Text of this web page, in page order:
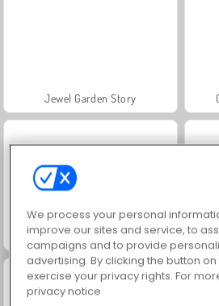
Jewel Garden Story
Fashion Princess - Dress Up for Girls
We process your personal
improve our sites and service, to
campaigns and to provide
advertising. By clicking the button
exercise your privacy rights. For
privacy notice